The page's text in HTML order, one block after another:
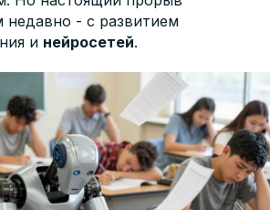
недавно - с развитием
и нейросетей.